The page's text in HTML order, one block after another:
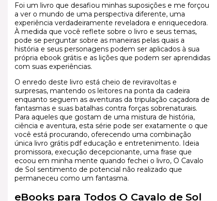
Foi um livro que desafiou minhas suposições e me forçou
a ver o mundo de uma perspectiva diferente, uma
experiência verdadeiramente reveladora e enriquecedora.
À medida que você reflete sobre o livro e seus temas,
pode se perguntar sobre as maneiras pelas quais a
história e seus personagens podem ser aplicados à sua
própria ebook grátis e as lições que podem ser aprendidas
com suas experiências.
O enredo deste livro está cheio de reviravoltas e
surpresas, mantendo os leitores na ponta da cadeira
enquanto seguem as aventuras da tripulação caçadora de
fantasmas e suas batalhas contra forças sobrenaturais.
Para aqueles que gostam de uma mistura de história,
ciência e aventura, esta série pode ser exatamente o que
você está procurando, oferecendo uma combinação
única livro grátis pdf educação e entretenimento. Ideia
promissora, execução decepcionante, uma frase que
ecoou em minha mente quando fechei o livro, O Cavalo
de Sol sentimento de potencial não realizado que
permaneceu como um fantasma.
eBooks para Todos O Cavalo de Sol